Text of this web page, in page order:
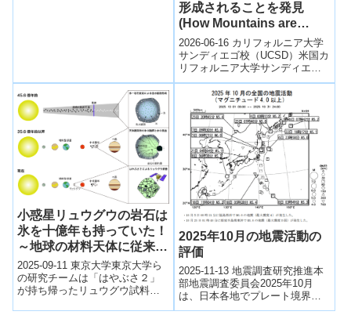
形成されることを発見
(How Mountains are
Really Made)
2026-06-16 カリフォルニア大学
サンディエゴ校（UCSD）米国カ
リフォルニア大学サンディエゴ
校（UC San Diego）の研究チー
ムは、山脈形成の仕組...
小惑星リュウグウの岩石は
氷を十億年も持っていた！
～地球の材料天体に従来見
積もりの2〜3倍の水があ
った可能性～
2025-09-11 東京大学東京大学ら
の研究チームは「はやぶさ２」
が持ち帰ったリュウグウ試料を
2025年10月の地震活動の
評価
2025-11-13 地震調査研究推進本
部地震調査委員会2025年10月
は、日本各地でプレート境界
型・内陸型の地震が発生した。